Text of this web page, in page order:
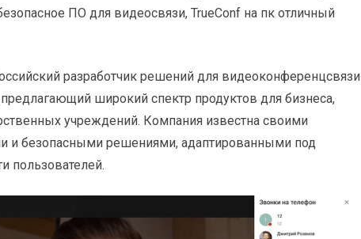
ПО для видеосвязи, TrueConf на пк отличный
разработчик решений для видеоконференцсвязи
широкий спектр продуктов для бизнеса,
учреждений. Компания известна своими
и безопасными решениями, адаптированными под
пользователей.